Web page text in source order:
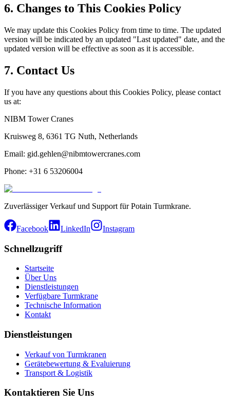
6. Changes to This Cookies Policy
We may update this Cookies Policy from time to time. The updated
version will be indicated by an updated "Last updated" date, and the
updated version will be effective as soon as it is accessible.
7. Contact Us
If you have any questions about this Cookies Policy, please contact
us at:
NIBM Tower Cranes
Kruisweg 8, 6361 TG Nuth, Netherlands
Email: gid.gehlen@nibmtowercranes.com
Phone: +31 6 53206004
Zuverlässiger Verkauf und Support für Potain Turmkrane.
Facebook LinkedIn Instagram
Schnellzugriff
Startseite
Über Uns
Dienstleistungen
Verfügbare Turmkrane
Technische Information
Kontakt
Dienstleistungen
Verkauf von Turmkranen
Gerätebewertung & Evaluierung
Transport & Logistik
Kontaktieren Sie Uns